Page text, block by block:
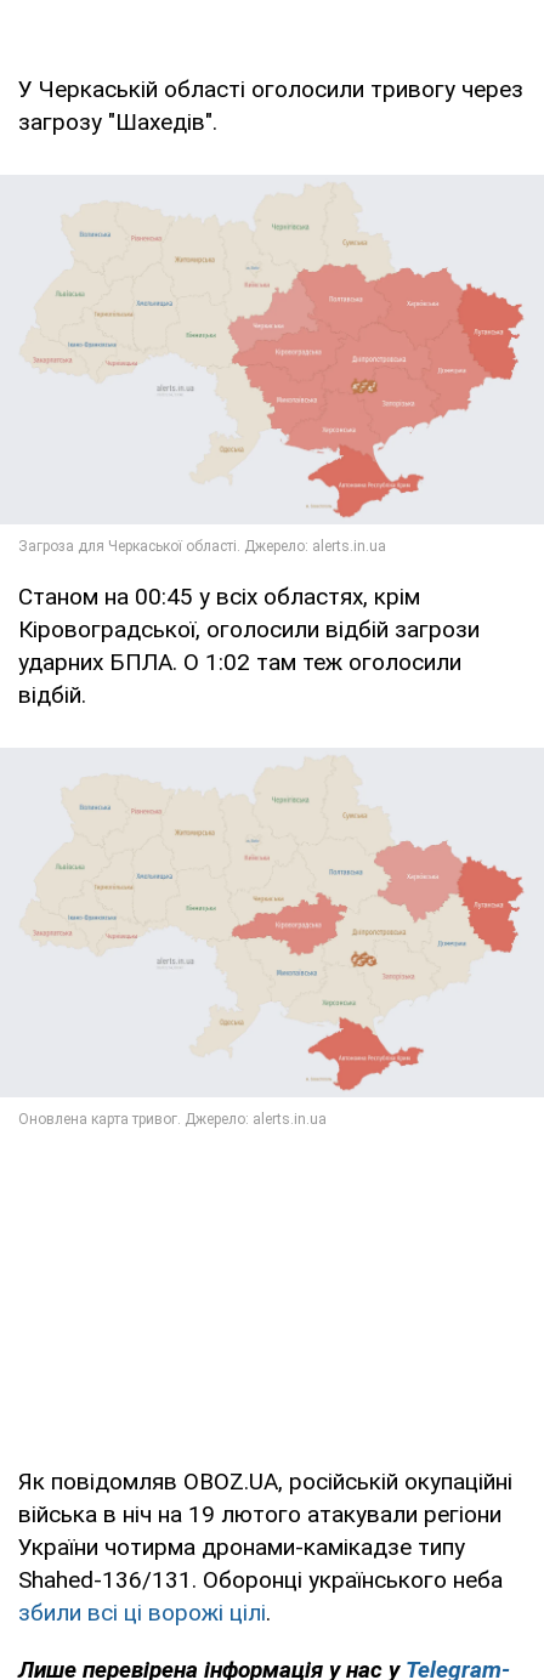
У Черкаській області оголосили тривогу через
загрозу "Шахедів".
Станом на 00:45 у всіх областях, крім
Кіровоградської, оголосили відбій загрози
ударних БПЛА. О 1:02 там теж оголосили
відбій.
Як повідомляв OBOZ.UA, російській окупаційні
війська в ніч на 19 лютого атакували регіони
України чотирма дронами-камікадзе типу
Shahed-136/131. Оборонці українського неба
збили всі ці ворожі цілі.
Лише перевірена інформація у нас у Telegram-